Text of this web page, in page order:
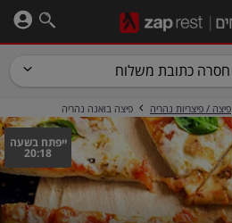
חסרה כתובת משלוח
פיצה / פיצריות נהריה פיצה בואנה נהריה
ייפתח בשעה
20:18